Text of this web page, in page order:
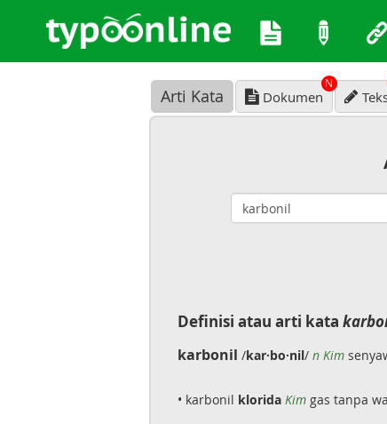
Arti Kata Dokumen
N
Definisi atau arti kata
karbonil /kar·bo·nil/ n Kim
• karbonil klorida Kimgas tanpa